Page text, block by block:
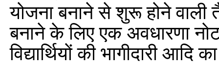
योजना बनाने से शुरू होने वाली
बनाने के लिए एक अवधारणा
विद्यार्थियों की भागीदारी